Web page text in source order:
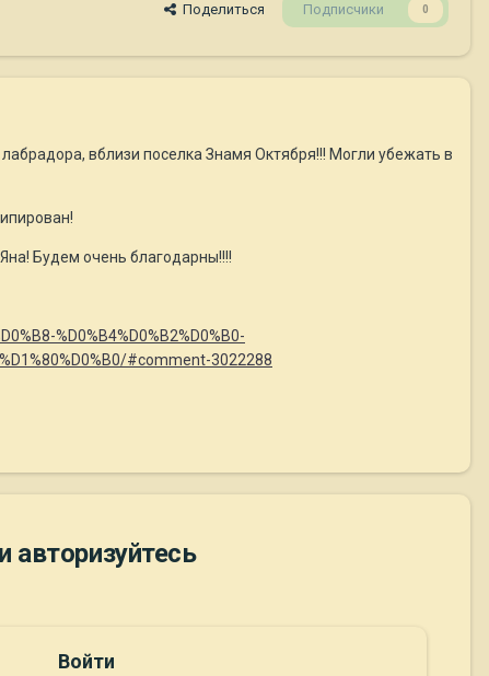
Поделиться Подписчики 0
вблизи поселка Знамя Октября!!! Могли убежать в
Будем очень благодарны!!!!
%D0%B4%D0%B2%D0%B0-
#comment-3022288
авторизуйтесь
Войти